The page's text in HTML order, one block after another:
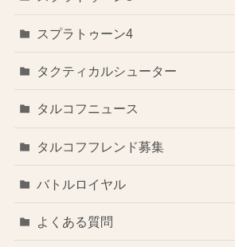
スプラトゥーン4
タクティカルシューター
タルコフニュース
タルコフフレンド募集
バトルロイヤル
よくある質問